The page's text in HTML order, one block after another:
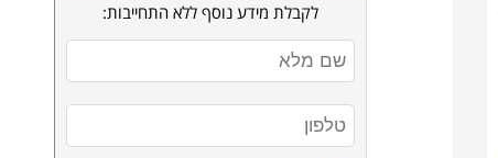
לקבלת מידע נוסף ללא התחייבות: